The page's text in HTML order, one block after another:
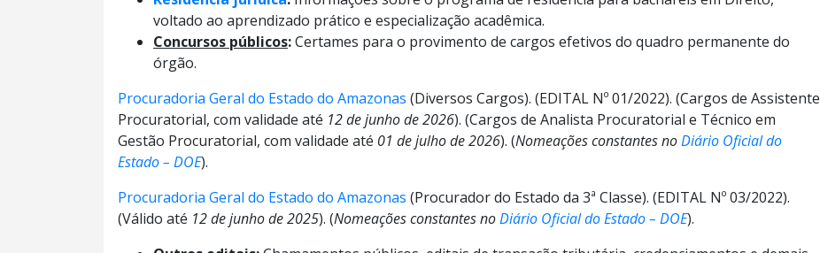
voltado ao aprendizado prático e especialização acadêmica.
Concursos públicos:Certames para o provimento de cargos efetivos do quadro permanente do
órgão.
Procuradoria Geral do Estado do Amazonas (Diversos Cargos). (EDITAL Nº 01/2022). (Cargos de Assistente
Procuratorial, com validade até 12 de junho de 2026). (Cargos de Analista Procuratorial e Técnico em
Gestão Procuratorial, com validade até 01 de julho de 2026). (Nomeações constantes noDiário Oficial do
Estado – DOE).
Procuradoria Geral do Estado do Amazonas (Procurador do Estado da 3ª Classe). (EDITAL Nº 03/2022).
(Válido até 12 de junho de 2025). (Nomeações constantes noDiário Oficial do Estado – DOE).